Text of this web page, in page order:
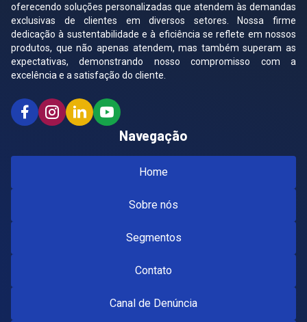
oferecendo soluções personalizadas que atendem às demandas
exclusivas de clientes em diversos setores. Nossa firme
dedicação à sustentabilidade e à eficiência se reflete em nossos
produtos, que não apenas atendem, mas também superam as
expectativas, demonstrando nosso compromisso com a
excelência e a satisfação do cliente.
FacebookInstagramLinkedinYoutube
Navegação
Home
Sobre nós
Segmentos
Contato
Canal de Denúncia